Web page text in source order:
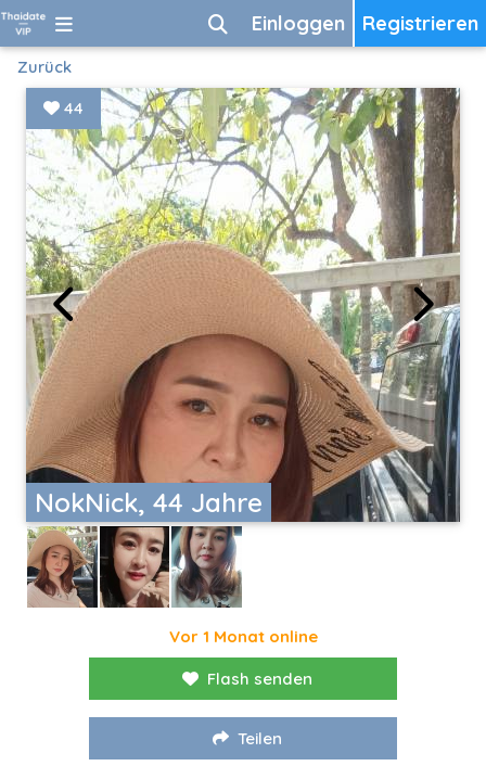
Registrieren
Einloggen
Zurück
NokNick, 44 Jahre
44
Vor 1 Monat online
Flash senden
Teilen